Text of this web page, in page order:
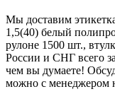
Мы доставим
1,5(40) белый
рулоне 1500 шт.,
России и СНГ всего
чем вы думаете!
можно с менеджером